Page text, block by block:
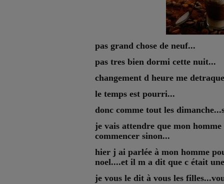
pas grand chose de neuf...
pas tres bien dormi cette nuit...
changement d heure me
le temps est pourri...
donc comme tout les
je vais attendre que mon homme
commencer sinon...
hier j ai parlée à mon homme
noel....et il m a dit que c était
je vous le dit à vous les